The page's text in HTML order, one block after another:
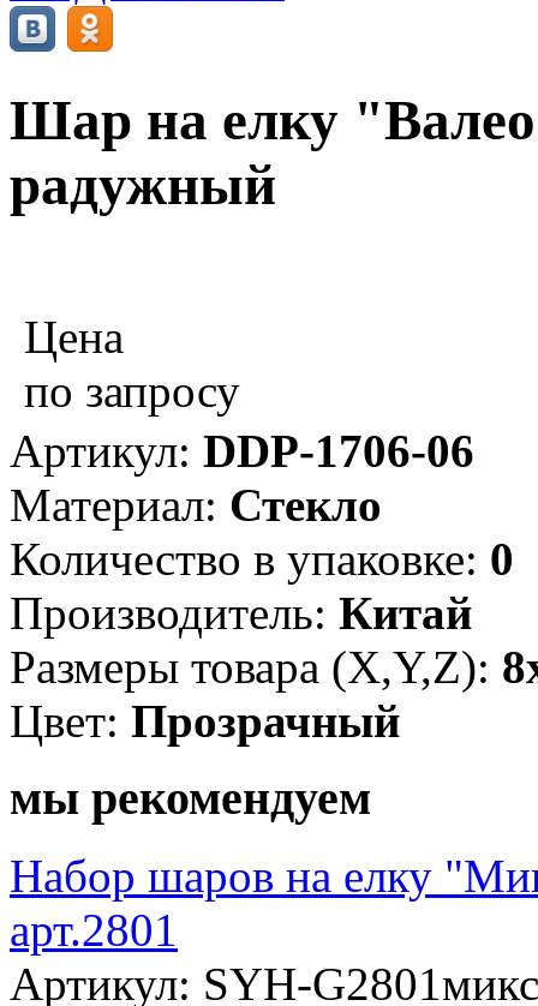
Шар на елку
радужный
Цена
по запросу
Артикул: DDP-1706-06
Материал: Стекло
Количество в упаковке: 0
Производитель: Китай
Размеры товара (X,Y,Z):
Цвет: Прозрачный
мы рекомендуем
Набор шаров на елку
арт.2801
Артикул: SYH-G2801микс